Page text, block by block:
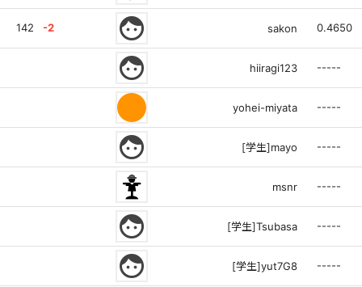
142 -2 face sakon 0.4650
face hiiragi123 -----
yohei-miyata -----
face [学生]mayo -----
msnr -----
face [学生]Tsubasa -----
face [学生]yut7G8 -----